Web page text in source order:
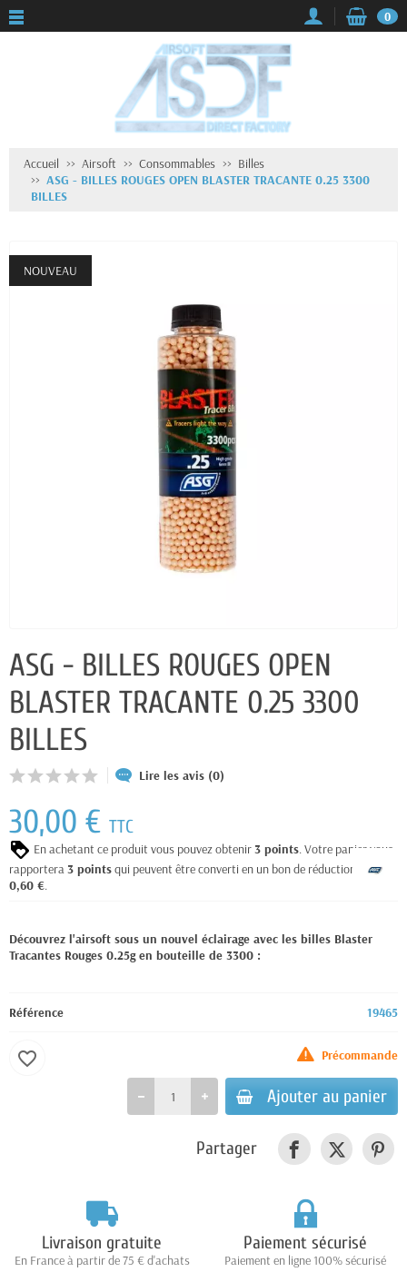
0
Accueil Airsoft Consommables
Billes
ASG - BILLES ROUGES OPEN BLASTER TRACANTE 0.25 3300
BILLES
NOUVEAU
ASG - BILLES ROUGES OPEN
BLASTER TRACANTE 0.25 3300
BILLES
Lire les avis (0)
30,00 € TTC
En achetant ce produit vous pouvez obtenir3 points. Votre panier vous
rapportera3 pointsqui peuvent être converti en un bon de réduction de
0,60 €.
Découvrez l'airsoft sous un nouvel éclairage avec les billes Blaster
Tracantes Rouges 0.25g en bouteille de 3300 :
Référence 19465
Précommande
Ajouter au panier
favorite_border
Partager
Livraison gratuite
En France à partir de 75 € d'achats
Paiement sécurisé
Paiement en ligne 100% sécurisé